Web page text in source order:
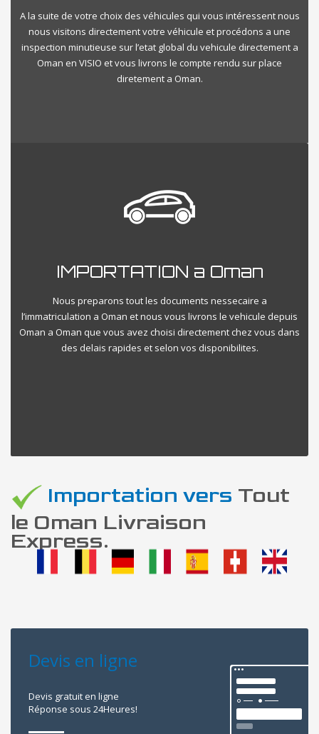
A la suite de votre choix des véhicules qui vous intéressent nous
nous visitons directement votre véhicule et procédons a une
inspection minutieuse sur l’etat global du vehicule directement a
Oman en VISIO et vous livrons le compte rendu sur place
diretement a Oman.
IMPORTATION a Oman
Nous preparons tout les documents nessecaire a
l’immatriculation a Oman et nous vous livrons le vehicule depuis
Oman a Oman que vous avez choisi directement chez vous dans
des delais rapides et selon vos disponibilites.
Importation vers Tout
le Oman Livraison
Express.
Devis en ligne
Devis gratuit en ligne
Réponse sous 24Heures!